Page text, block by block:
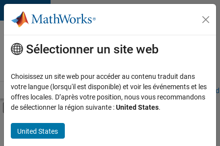
Passer au contenu
Votre
carrière
chez
Accueil Explorer nos opportunités Adresses de nos bureaux
Activer/désactiver l'affichage du menu
Contenu principal
FILTRER PAR
Ventes pour l'éducation
Sélectionner un site web
Choisissez un site web pour accéder au contenu traduit dans
votre langue (lorsqu'il est disponible) et voir les événements et les
offres locales. D’après votre position, nous vous recommandons
de sélectionner la région suivante :United States.
United States